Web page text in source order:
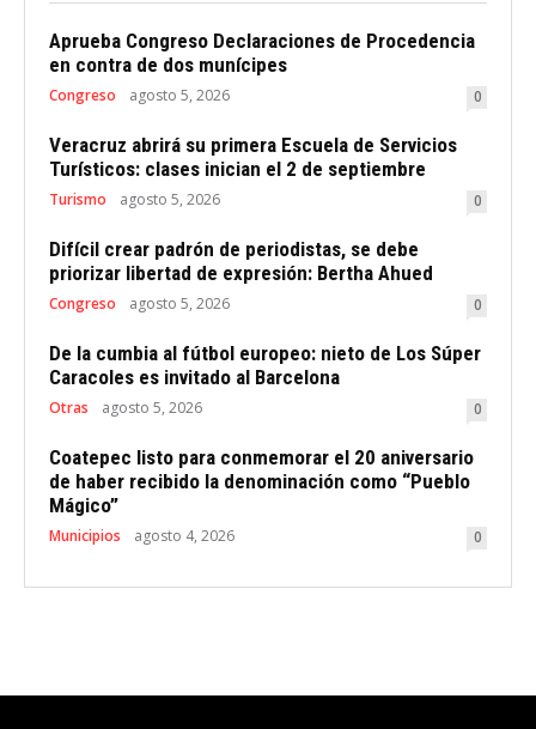
Aprueba Congreso Declaraciones de Procedencia
en contra de dos munícipes
Congreso agosto 5, 2026 0
Veracruz abrirá su primera Escuela de Servicios
Turísticos: clases inician el 2 de septiembre
Turismo agosto 5, 2026 0
Difícil crear padrón de periodistas, se debe
priorizar libertad de expresión: Bertha Ahued
Congreso agosto 5, 2026 0
De la cumbia al fútbol europeo: nieto de Los Súper
Caracoles es invitado al Barcelona
Otras agosto 5, 2026 0
Coatepec listo para conmemorar el 20 aniversario
de haber recibido la denominación como “Pueblo
Mágico”
Municipios agosto 4, 2026 0